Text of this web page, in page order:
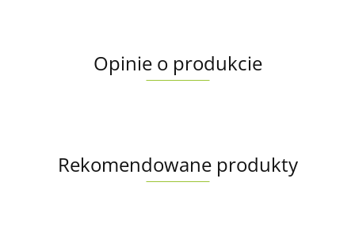
Opinie o produkcie
Rekomendowane produkty